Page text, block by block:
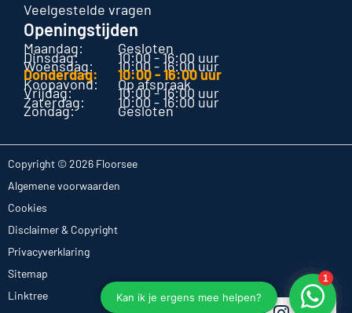
Openingstijden
Maandag: Gesloten
Dinsdag: 10:00 - 16:00 uur
Woensdag: 10:00 - 16:00 uur
Donderdag: 10:00 - 16:00 uur
Koopavond: Op afspraak
Vrijdag: 10:00 - 16:00 uur
Zaterdag: 10:00 - 16:00 uur
Zondag: Gesloten
Veelgestelde vragen
Copyright © 2026 Floorsee
Algemene voorwaarden
Cookies
Disclaimer & Copyright
Privacyverklaring
Sitemap
Linktree